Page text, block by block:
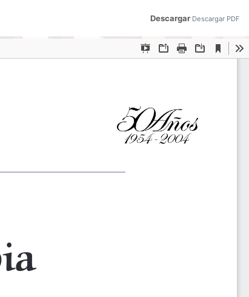
Descargar Descargar PDF